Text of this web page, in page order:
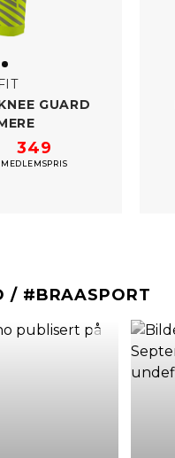
GUARD
349
MEDLEMSPRIS
/ #BRAASPORT